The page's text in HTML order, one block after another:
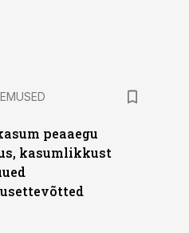
peaaegu
kasumlikkust